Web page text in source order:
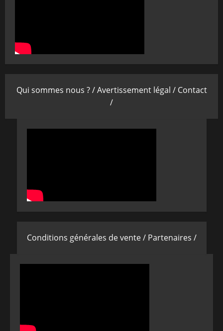
Qui sommes nous ? /Avertissement légal / Contact
/
Conditions générales de vente / Partenaires /